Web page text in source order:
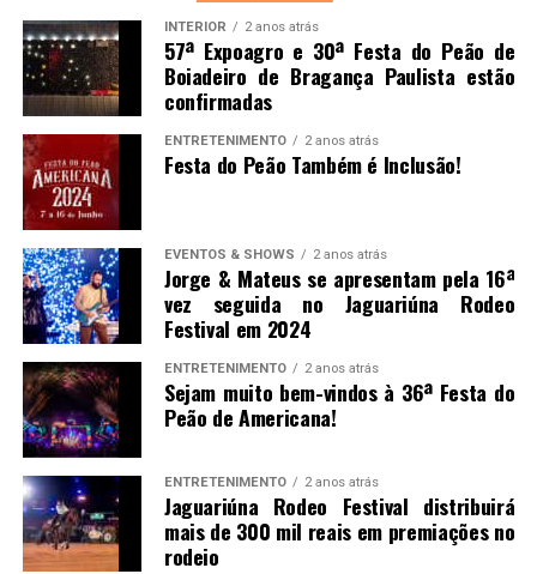
INTERIOR 2 anos atrás
57ª Expoagro e 30ª Festa do Peão de
Boiadeiro de Bragança Paulista estão
confirmadas
ENTRETENIMENTO 2 anos atrás
Festa do Peão Também é Inclusão!
EVENTOS & SHOWS 2 anos atrás
Jorge & Mateus se apresentam pela 16ª
vez seguida no Jaguariúna Rodeo
Festival em 2024
ENTRETENIMENTO 2 anos atrás
Sejam muito bem-vindos à 36ª Festa do
Peão de Americana!
ENTRETENIMENTO 2 anos atrás
Jaguariúna Rodeo Festival distribuirá
mais de 300 mil reais em premiações no
rodeio